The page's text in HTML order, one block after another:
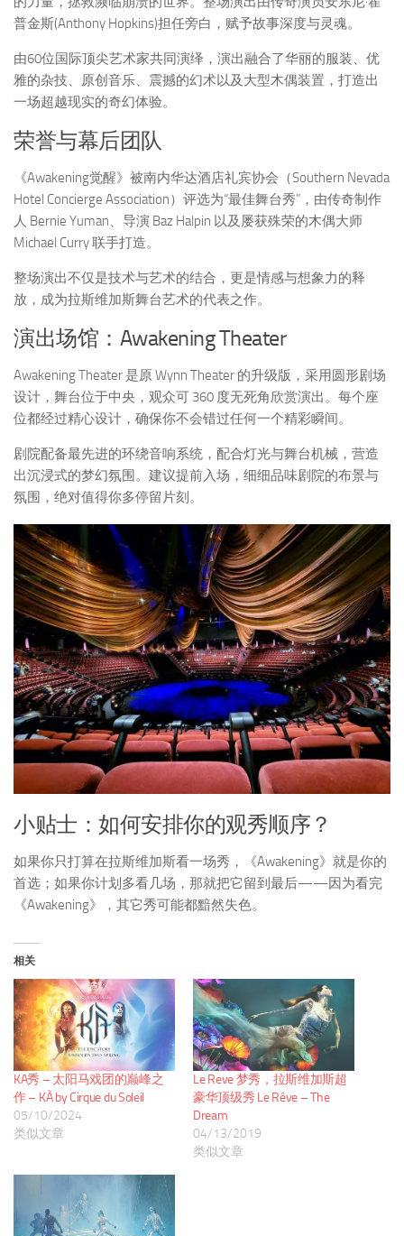
普金斯(Anthony Hopkins)担任旁白，赋予故事深度与灵魂。
由60位国际顶尖艺术家共同演绎，演出融合了华丽的服装、优
雅的杂技、原创音乐、震撼的幻术以及大型木偶装置，打造出
一场超越现实的奇幻体验。
荣誉与幕后团队
《Awakening觉醒》被南内华达酒店礼宾协会（Southern Nevada
Hotel Concierge Association）评选为“最佳舞台秀”，由传奇制作
人 Bernie Yuman、导演 Baz Halpin 以及屡获殊荣的木偶大师
Michael Curry 联手打造。
整场演出不仅是技术与艺术的结合，更是情感与想象力的释
放，成为拉斯维加斯舞台艺术的代表之作。
演出场馆：Awakening Theater
Awakening Theater 是原 Wynn Theater 的升级版，采用圆形剧场
设计，舞台位于中央，观众可 360 度无死角欣赏演出。每个座
位都经过精心设计，确保你不会错过任何一个精彩瞬间。
剧院配备最先进的环绕音响系统，配合灯光与舞台机械，营造
出沉浸式的梦幻氛围。建议提前入场，细细品味剧院的布景与
氛围，绝对值得你多停留片刻。
小贴士：如何安排你的观秀顺序？
如果你只打算在拉斯维加斯看一场秀，《Awakening》就是你的
首选；如果你计划多看几场，那就把它留到最后——因为看完
《Awakening》，其它秀可能都黯然失色。
相关
KA秀 – 太阳马戏团的巅峰之
作 – KÀ by Cirque du Soleil
05/10/2024
类似文章
Le Reve 梦秀，拉斯维加斯超
豪华顶级秀 Le Rêve – The
Dream
04/13/2019
类似文章